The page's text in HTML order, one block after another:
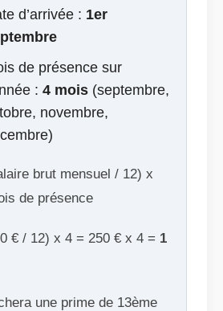
d’arrivée : 1er
de présence sur
: 4 mois (septembre,
novembre,
brut mensuel / 12) x
de présence
€ / 12) x 4 = 250 € x 4 = 1
une prime de 13ème